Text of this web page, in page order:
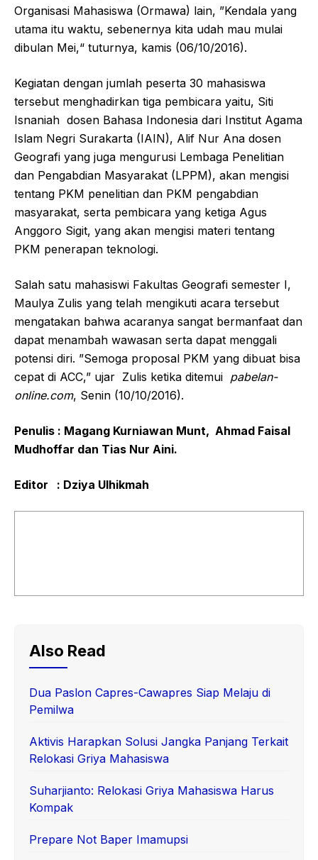
Organisasi Mahasiswa (Ormawa) lain, ”Kendala yang
utama itu waktu, sebenernya kita udah mau mulai
dibulan Mei,“ tuturnya, kamis (06/10/2016).
Kegiatan dengan jumlah peserta 30 mahasiswa
tersebut menghadirkan tiga pembicara yaitu, Siti
Isnaniah dosen Bahasa Indonesia dari Institut Agama
Islam Negri Surakarta (IAIN), Alif Nur Ana dosen
Geografi yang juga mengurusi Lembaga Penelitian
dan Pengabdian Masyarakat (LPPM), akan mengisi
tentang PKM penelitian dan PKM pengabdian
masyarakat, serta pembicara yang ketiga Agus
Anggoro Sigit, yang akan mengisi materi tentang
PKM penerapan teknologi.
Salah satu mahasiswi Fakultas Geografi semester I,
Maulya Zulis yang telah mengikuti acara tersebut
mengatakan bahwa acaranya sangat bermanfaat dan
dapat menambah wawasan serta dapat menggali
potensi diri. ”Semoga proposal PKM yang dibuat bisa
cepat di ACC,” ujar Zulis ketika ditemui pabelan-
online.com, Senin (10/10/2016).
Penulis : Magang Kurniawan Munt, Ahmad Faisal
Mudhoffar dan Tias Nur Aini.
Editor : Dziya Ulhikmah
Also Read
Dua Paslon Capres-Cawapres Siap Melaju di
Pemilwa
Aktivis Harapkan Solusi Jangka Panjang Terkait
Relokasi Griya Mahasiswa
Suharjianto: Relokasi Griya Mahasiswa Harus
Kompak
Prepare Not Baper Imamupsi